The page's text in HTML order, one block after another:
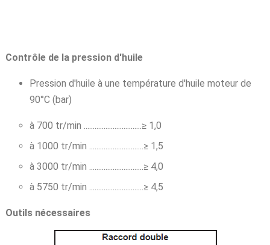
Contrôle de la pression d'huile
Pression d'huile à une température d'huile moteur de
90°C (bar)
à 700 tr/min ................................≥ 1,0
à 1000 tr/min ..............................≥ 1,5
à 3000 tr/min ..............................≥ 4,0
à 5750 tr/min ..............................≥ 4,5
Outils nécessaires